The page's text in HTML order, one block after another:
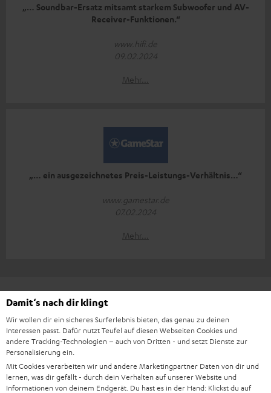
„… Soundbar-Ersatz mitsamt starkem Subwoofer und AV-
Receiver-Funktionen.“
www.hifi.de
09.02.2024
Mehr...
„… ein ausgezeichnetes Preis-Leistungs-Verhältnis…“
www.gamestar.de
07.02.2024
Mehr...
Zubehör
Notwendiges Zubehör
Bitte prüfe, ob benötigte Verbindungskabel im
Lieferumfang enthalten sind.
Damit‘s nach dir klingt
Wir wollen dir ein sicheres Surferlebnis bieten, das genau zu deinen
Interessen passt. Dafür nutzt Teufel auf diesen Webseiten Cookies und
andere Tracking-Technologien – auch von Dritten - und setzt Dienste zur
Personalisierung ein.
Mit Cookies verarbeiten wir und andere Marketingpartner Daten von dir und
lernen, was dir gefällt - durch dein Verhalten auf unserer Website und
Informationen von deinem Endgerät. Du hast es in der Hand: Klickst du auf